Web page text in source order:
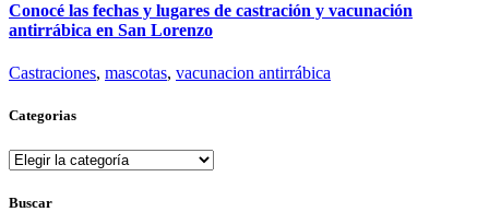
Conocé las fechas y lugares de castración y vacunación
antirrábica en San Lorenzo
Castraciones, mascotas, vacunacion antirrábica
Categorias
Categorias
Buscar